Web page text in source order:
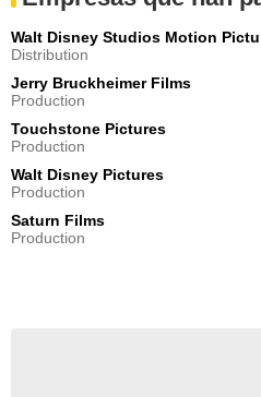
Walt Disney Studios Motion
Distribution
Jerry Bruckheimer Films
Production
Touchstone Pictures
Production
Walt Disney Pictures
Production
Saturn Films
Production